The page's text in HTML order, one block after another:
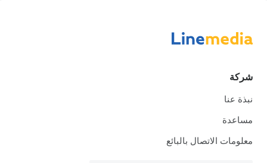
شركة
نبذة عنا
مساعدة
معلومات الاتصال بالبائع